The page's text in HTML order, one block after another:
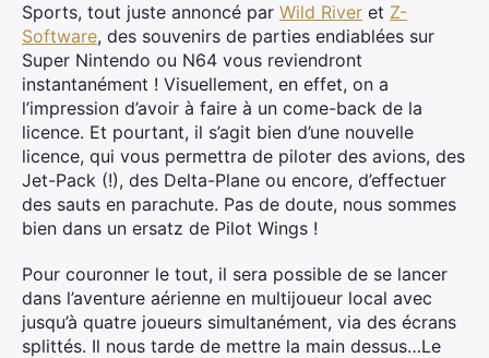
Sports, tout juste annoncé par Wild River et Z-
Software, des souvenirs de parties endiablées sur
Super Nintendo ou N64 vous reviendront
instantanément ! Visuellement, en effet, on a
l’impression d’avoir à faire à un come-back de la
licence. Et pourtant, il s’agit bien d’une nouvelle
licence, qui vous permettra de piloter des avions, des
Jet-Pack (!), des Delta-Plane ou encore, d’effectuer
des sauts en parachute. Pas de doute, nous sommes
bien dans un ersatz de Pilot Wings !
Pour couronner le tout, il sera possible de se lancer
dans l’aventure aérienne en multijoueur local avec
jusqu’à quatre joueurs simultanément, via des écrans
splittés. Il nous tarde de mettre la main dessus…Le